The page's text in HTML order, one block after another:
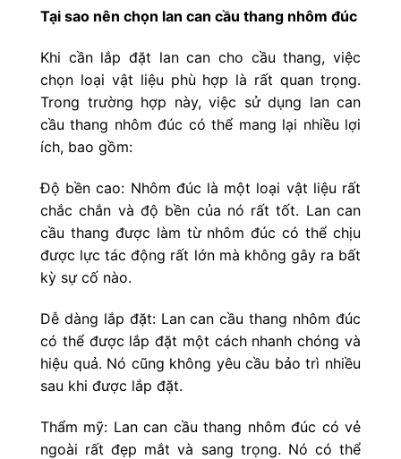
Tại sao nên chọn lan can cầu thang nhôm đúc
Khi cần lắp đặt lan can cho cầu thang, việc
chọn loại vật liệu phù hợp là rất quan trọng.
Trong trường hợp này, việc sử dụng lan can
cầu thang nhôm đúc có thể mang lại nhiều lợi
ích, bao gồm:
Độ bền cao: Nhôm đúc là một loại vật liệu rất
chắc chắn và độ bền của nó rất tốt. Lan can
cầu thang được làm từ nhôm đúc có thể chịu
được lực tác động rất lớn mà không gây ra bất
kỳ sự cố nào.
Dễ dàng lắp đặt: Lan can cầu thang nhôm đúc
có thể được lắp đặt một cách nhanh chóng và
hiệu quả. Nó cũng không yêu cầu bảo trì nhiều
sau khi được lắp đặt.
Thẩm mỹ: Lan can cầu thang nhôm đúc có vẻ
ngoài rất đẹp mắt và sang trọng. Nó có thể